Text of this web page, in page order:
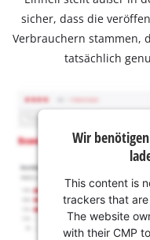
sicher, dass die
Verbrauchern stammen,
tatsächlich
Wir
This content is
trackers that
The website
with their CMP